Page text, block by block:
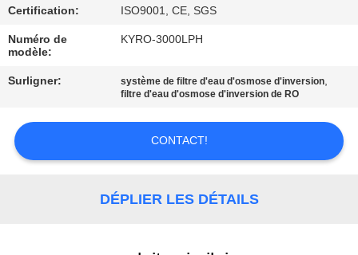
CONTACTEZ-
NOUS
DEMANDEZ
UNE
CITATION
COMPANY
Certification: ISO9001, CE, SGS
Numéro de
modèle:
KYRO-3000LPH
Surligner: système de filtre d'eau d'osmose d'inversion,
filtre d'eau d'osmose d'inversion de RO
CONTACT!
DÉPLIER LES DÉTAILS